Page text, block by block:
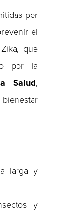
por
el
que
por la
Salud,
bienestar
larga y
y